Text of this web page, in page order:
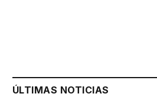
ÚLTIMAS NOTICIAS